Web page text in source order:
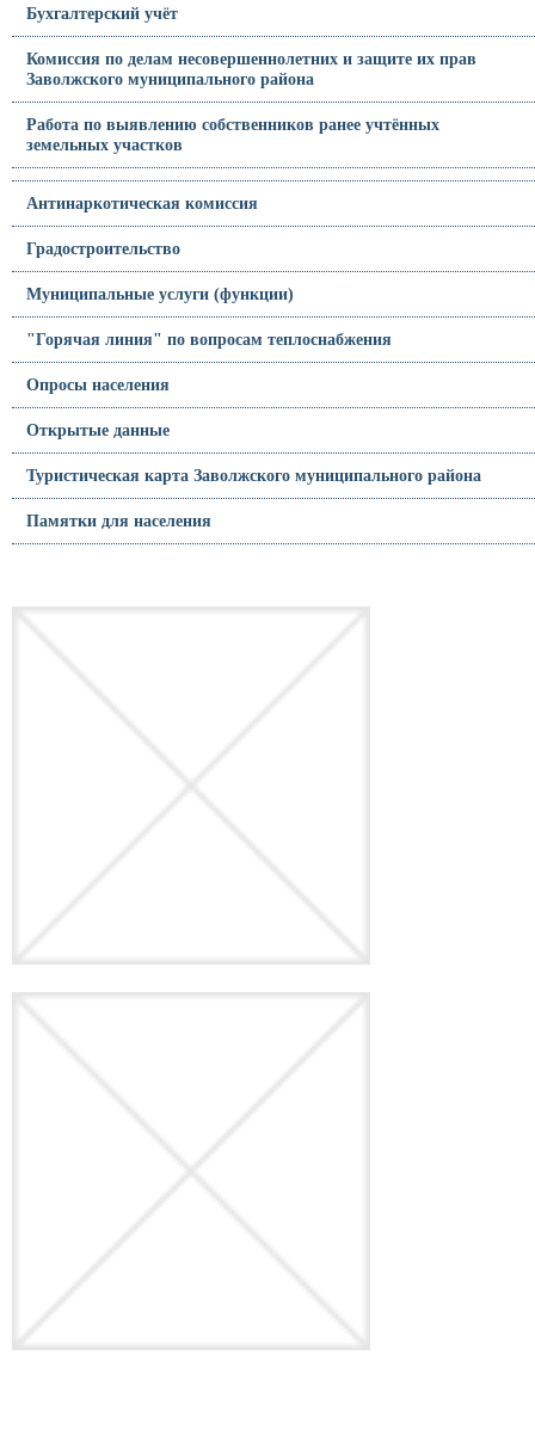
Бухгалтерский учёт
Комиссия по делам несовершеннолетних и защите их прав
Заволжского муниципального района
Работа по выявлению собственников ранее учтённых
земельных участков
Антинаркотическая комиссия
Градостроительство
Муниципальные услуги (функции)
"Горячая линия" по вопросам теплоснабжения
Опросы населения
Открытые данные
Туристическая карта Заволжского муниципального района
Памятки для населения